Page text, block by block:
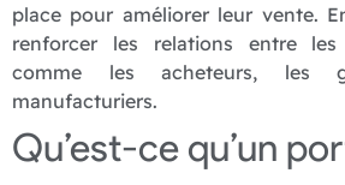
place pour améliorer leur vente.
renforcer les relations entre
comme les acheteurs, les
manufacturiers.
Qu’est-ce qu’un